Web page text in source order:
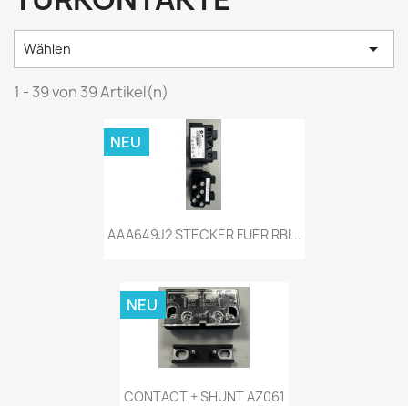
Wählen 
1 - 39 von 39 Artikel(n)
AAA649J2 STECKER FUER RBI...
NEU
CONTACT + SHUNT AZ061
NEU